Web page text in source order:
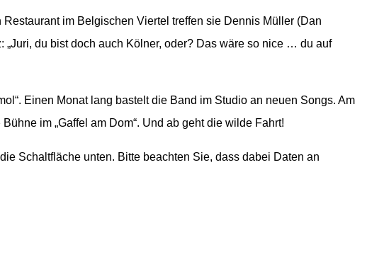
im Belgischen Viertel treffen sie Dennis Müller (Dan
du bist doch auch Kölner, oder? Das wäre so nice … du auf
Einen Monat lang bastelt die Band im Studio an neuen Songs. Am
im „Gaffel am Dom“. Und ab geht die wilde Fahrt!
Schaltfläche unten. Bitte beachten Sie, dass dabei Daten an